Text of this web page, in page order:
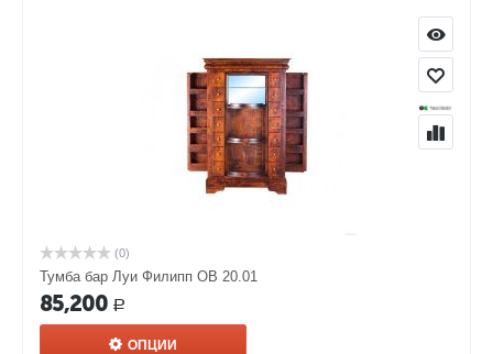
(0)
Тумба бар Луи Филипп ОВ 20.01
85,200 Р
ОПЦИИ